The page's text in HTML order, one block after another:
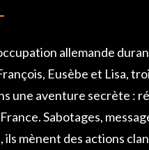
allemande
Eusèbe et Lisa,
une aventure secrète :
Sabotages,
ils mènent des actions